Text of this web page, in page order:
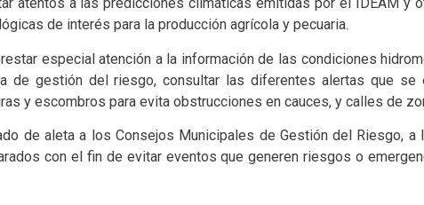
de interés para la producción agrícola y pecuaria.
especial atención a la información de las condiciones
de gestión del riesgo, consultar las diferentes alertas que
y escombros para evita obstrucciones en cauces, y calles de
de aleta a los Consejos Municipales de Gestión del Riesgo,
con el fin de evitar eventos que generen riesgos o